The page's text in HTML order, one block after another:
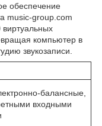
обеспечение
music-group.com
виртуальных
компьютер в
звукозаписи.
балансные,
входными